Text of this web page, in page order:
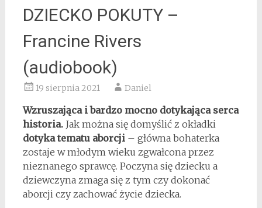
DZIECKO POKUTY –
Francine Rivers
(audiobook)
19 sierpnia 2021 Daniel
Wzruszająca i bardzo mocno dotykająca serca
historia.Jak można się domyślić z okładki
dotyka tematu aborcji– główna bohaterka
zostaje w młodym wieku zgwałcona przez
nieznanego sprawcę. Poczyna się dziecku a
dziewczyna zmaga się z tym czy dokonać
aborcji czy zachować życie dziecka.